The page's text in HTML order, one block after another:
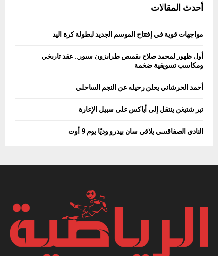
أحدث المقالات
مواجهات قوية في إفتتاح الموسم الجديد لبطولة كرة اليد
أول ظهور لمحمد صلاح بقميص طرابزون سبور.. عقد تاريخي
ومكاسب تسويقية ضخمة
أحمد الحرشاني يعلن رحيله عن النجم الساحلي
تير شتيغن ينتقل إلى أياكس على سبيل الإعارة
النادي الصفاقسي يلاقي سان بيدرو وديًا يوم 9 أوت